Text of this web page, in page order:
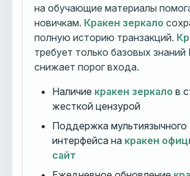
на обучающие материалы
новичкам. Кракен зеркало
полную историю транзакций.
требует только базовых знаний
снижает порог входа.
Наличие кракен зеркало в
жесткой цензурой
Поддержка мультиязычного
интерфейса на кракен
сайт